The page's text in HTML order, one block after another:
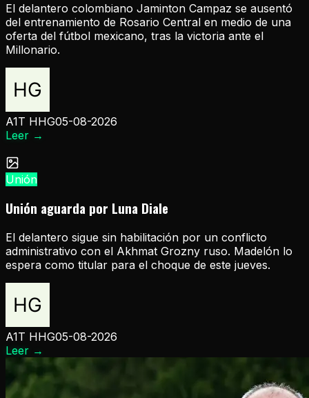
El delantero colombiano Jaminton Campaz se ausentó
del entrenamiento de Rosario Central en medio de una
oferta del fútbol mexicano, tras la victoria ante el
Millonario.
A1T HHG05-08-2026
Leer →
Unión
Unión aguarda por Luna Diale
El delantero sigue sin habilitación por un conflicto
administrativo con el Akhmat Grozny ruso. Madelón lo
espera como titular para el choque de este jueves.
A1T HHG05-08-2026
Leer →